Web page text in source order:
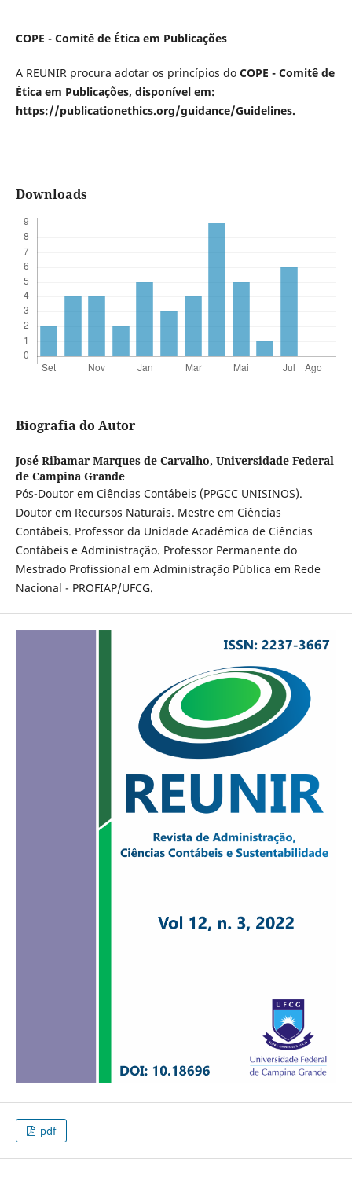
COPE - Comitê de Ética em Publicações
A REUNIR procura adotar os princípios do COPE - Comitê de
Ética em Publicações, disponível em:
https://publicationethics.org/guidance/Guidelines.
Downloads
Biografia do Autor
José Ribamar Marques de Carvalho, Universidade Federal
de Campina Grande
Pós-Doutor em Ciências Contábeis (PPGCC UNISINOS).
Doutor em Recursos Naturais. Mestre em Ciências
Contábeis. Professor da Unidade Acadêmica de Ciências
Contábeis e Administração. Professor Permanente do
Mestrado Profissional em Administração Pública em Rede
Nacional - PROFIAP/UFCG.
pdf